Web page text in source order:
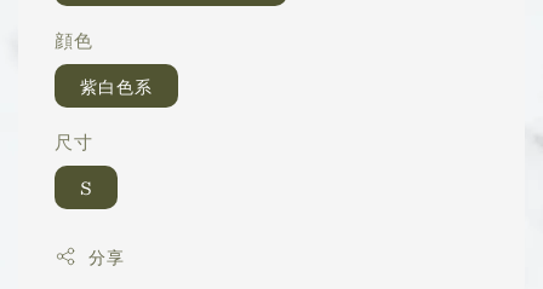
顔色
紫白色系
尺寸
S
分享